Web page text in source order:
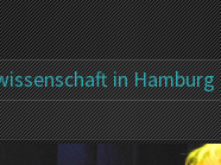
in Hamburg